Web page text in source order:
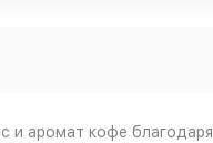
и аромат кофе благодаря